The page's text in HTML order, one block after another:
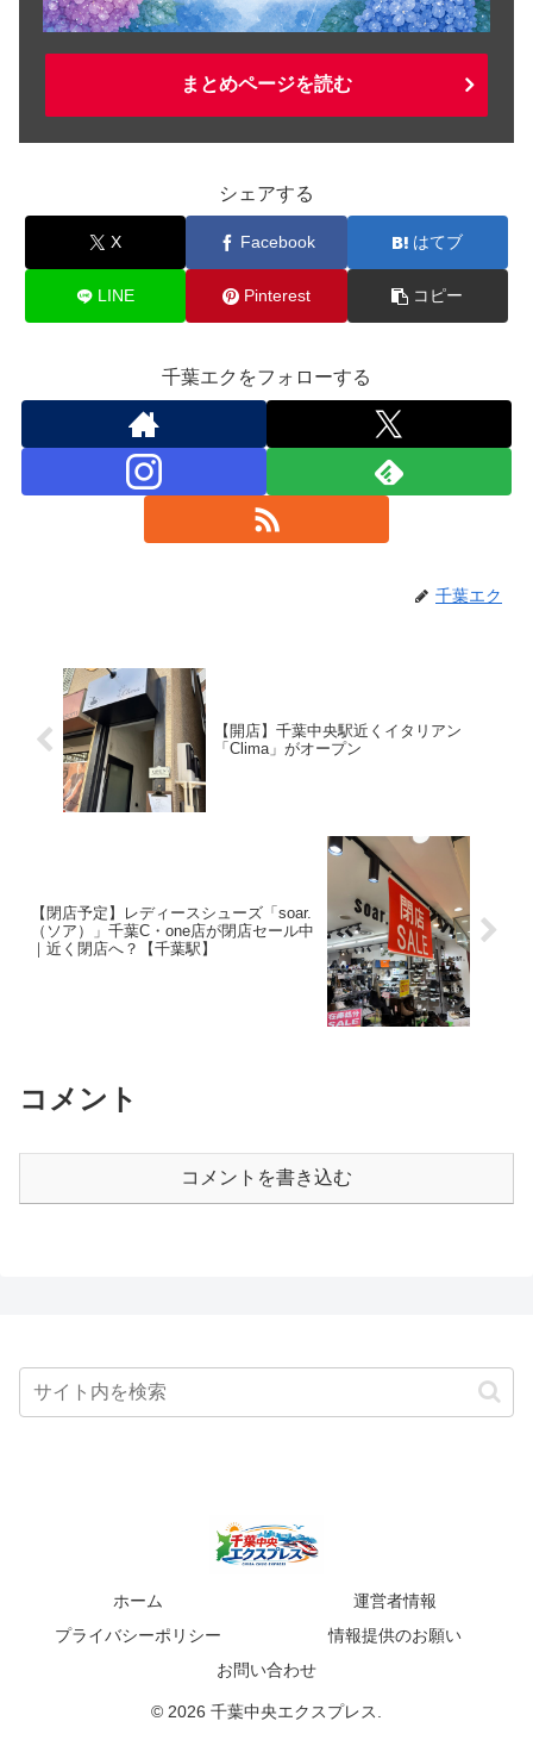
まとめページを読む
シェアする
X Facebook はてブ
LINE Pinterest コピー
千葉エクをフォローする
千葉エク
【開店】千葉中央駅近くイタリアン
「Clima」がオープン
【閉店予定】レディースシューズ「soar.
（ソア）」千葉C・one店が閉店セール中
｜近く閉店へ？【千葉駅】
コメント
コメントを書き込む
ホーム
運営者情報
プライバシーポリシー
情報提供のお願い
お問い合わせ
© 2026 千葉中央エクスプレス.